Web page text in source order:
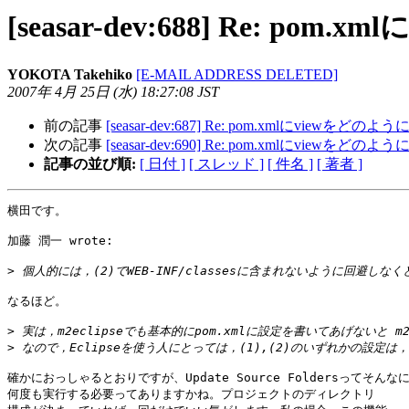
[seasar-dev:688] Re:
YOKOTA Takehiko [E-MAIL ADDRESS DELETED]
2007年 4月 25日 (水) 18:27:08 JST
前の記事 [seasar-dev:687] Re: pom.xmlにviewをどのよう
次の記事 [seasar-dev:690] Re: pom.xmlにviewをどのよう
記事の並び順: [ 日付 ] [ スレッド ] [ 件名 ] [ 著者 ]
横田です。
加藤 潤一 wrote:
>
なるほど。
>
>
確かにおっしゃるとおりですが、Update Source Foldersってそんなに
何度も実行する必要ってありますかね。プロジェクトのディレクトリ